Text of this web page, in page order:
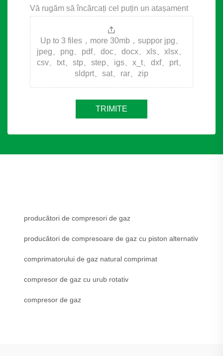
Vă rugăm să încărcați cel puțin un atașament
Up to 3 files，more 30mb，suppor jpg、
jpeg、png、pdf、doc、docx、xls、xlsx、
csv、txt、stp、step、igs、x_t、dxf、prt、
sldprt、sat、rar、zip
TRIMITE
producători de compresori de gaz
producători de compresoare de gaz cu piston alternativ
comprimatorului de gaz natural comprimat
compresor de gaz cu urub rotativ
compresor de gaz